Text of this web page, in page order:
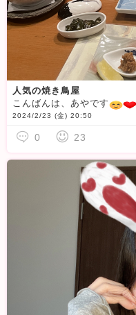
人気の焼き鳥屋
こんばんは、あやです
2024/2/23 (金) 20:50
0 23